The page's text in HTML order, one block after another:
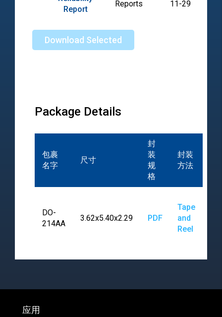
Report
Reports
11-29
Download Selected
Package Details
包裹
名字
尺寸
封
装
规
格
封装
方法
DO-
214AA
3.62x5.40x2.29 PDF
Tape
and
Reel
应用